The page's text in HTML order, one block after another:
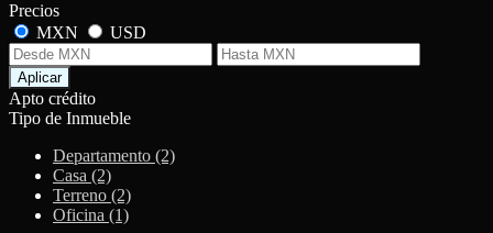
Precios
MXN
USD
Aplicar
Apto crédito
Tipo de Inmueble
Departamento (2)
Casa (2)
Terreno (2)
Oficina (1)